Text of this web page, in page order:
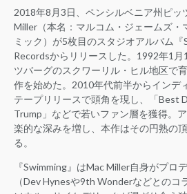
2018年8月3日、ペンシルベニア州ピッ
Miller（本名：マルコム・ジェームズ・
ミック）が5枚目のスタジオアルバム
Recordsからリリースした。1992年1
ツバーグのスクワーリル・ヒル地区で
作を始めた。2010年代前半からインデ
テープリリースで頭角を現し、「Best
Trump」などで若いファン層を獲得。
楽的な深みを増し、本作はその円熟の
る。
『Swimming』はMac Miller自身がプロ
（Dev Hynesや9th Wonderなどとのコ